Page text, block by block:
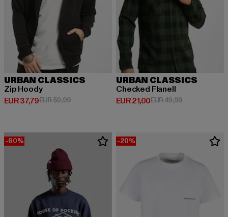
URBAN CLASSICS
Zip Hoody
EUR 37,79
Huidige prijs: EUR 37,79
EUR 59,99Actieprijs: EUR 59,99
URBAN CLASSICS
Checked Flanell
EUR 21,00
Huidige prijs: EUR 21,00
EUR 49,99Actieprijs:
-60% -20%